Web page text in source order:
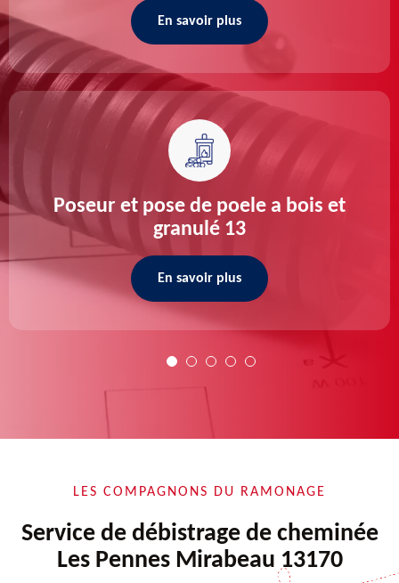
En savoir plus
Poseur et pose de poele a bois et
granulé 13
En savoir plus
LES COMPAGNONS DU RAMONAGE
Service de débistrage de cheminée
Les Pennes Mirabeau 13170